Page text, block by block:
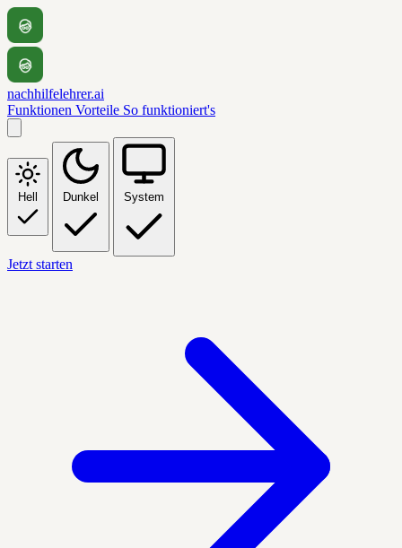
nachhilfelehrer.ai
Funktionen Vorteile So funktioniert's
Hell Dunkel System
Jetzt starten